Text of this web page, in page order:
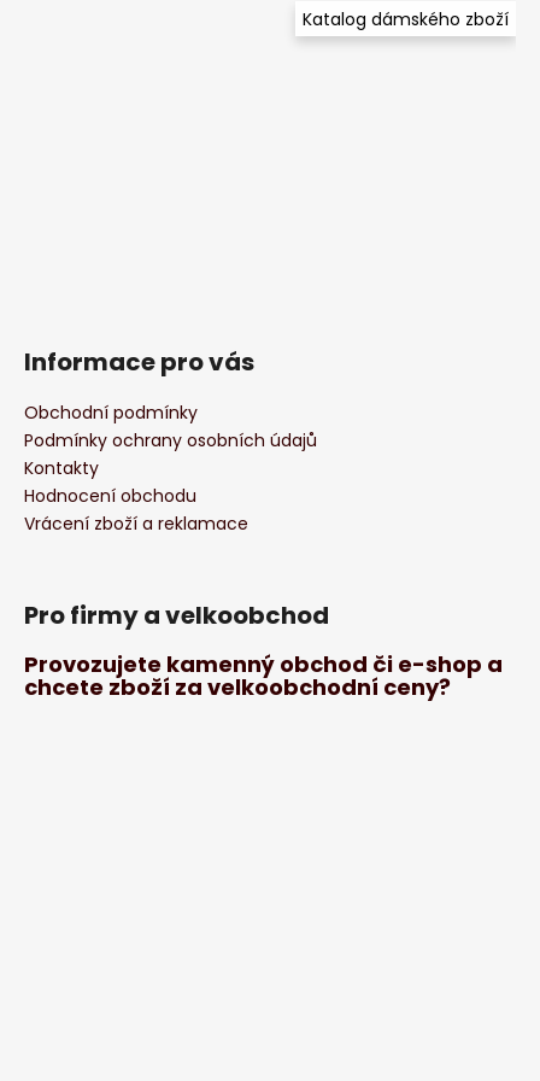
Katalog dámského zboží
Informace pro vás
Obchodní podmínky
Podmínky ochrany osobních údajů
Kontakty
Hodnocení obchodu
Vrácení zboží a reklamace
Pro firmy a velkoobchod
Provozujete kamenný obchod či e-shop a
chcete zboží za velkoobchodní ceny?